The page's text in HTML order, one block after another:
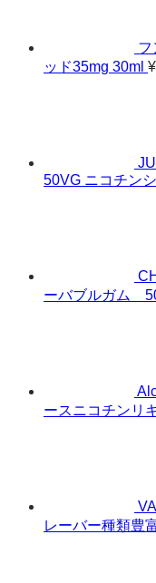
ッド35mg 30ml ¥
50VG ニコチン
ーバブルガム
ースニコチンリ
レーバー種類豊